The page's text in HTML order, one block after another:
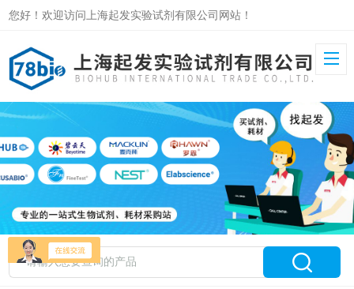
您好！欢迎访问上海起发实验试剂有限公司网站！